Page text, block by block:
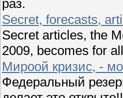
раз.
Secret, forecasts,
Secret articles, the
2009, becomes for
Мироой кризис, -
Федеральный